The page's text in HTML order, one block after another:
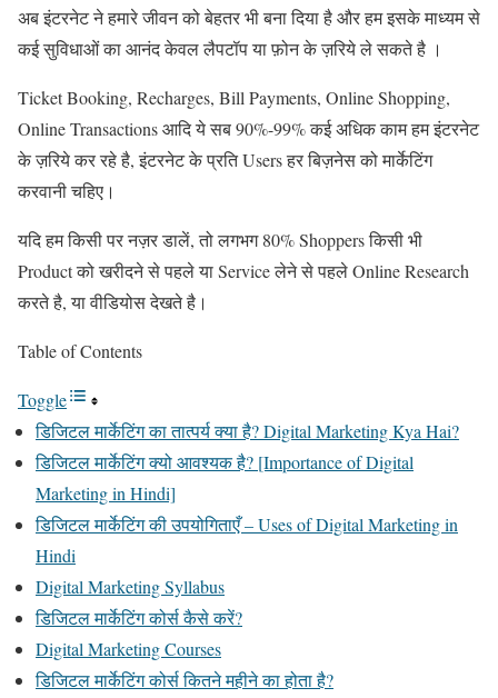
अब इंटरनेट ने हमारे जीवन को बेहतर भी बना दिया है और हम इसके माध्यम से
कई सुविधाओं का आनंद केवल लैपटॉप या फ़ोन के ज़रिये ले सकते है ।
Ticket Booking, Recharges, Bill Payments, Online Shopping,
Online Transactions आदि ये सब 90%-99% कई अधिक काम हम इंटरनेट
के ज़रिये कर रहे है, इंटरनेट के प्रति Users हर बिज़नेस को मार्केटिंग
करवानी चहिए।
यदि हम किसी पर नज़र डालें, तो लगभग 80% Shoppers किसी भी
Product को खरीदने से पहले या Service लेने से पहले Online Research
करते है, या वीडियोस देखते है।
Table of Contents
Toggle
डिजिटल मार्केटिंग का तात्पर्य क्या है? Digital Marketing Kya Hai?
डिजिटल मार्केटिंग क्यो आवश्यक है? [Importance of Digital
Marketing in Hindi]
डिजिटल मार्केटिंग की उपयोगिताएँ – Uses of Digital Marketing in
Hindi
Digital Marketing Syllabus
डिजिटल मार्केटिंग कोर्स कैसे करें?
Digital Marketing Courses
डिजिटल मार्केटिंग कोर्स कितने महीने का होता है?